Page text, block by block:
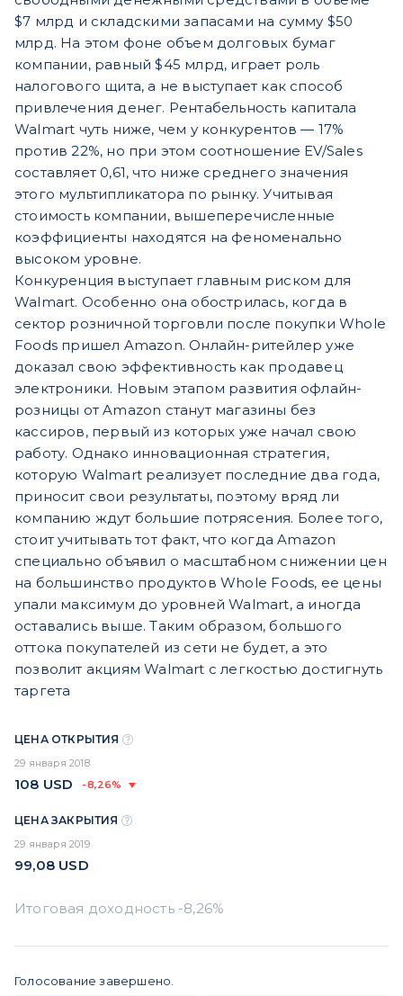
$7 млрд и складскими запасами на сумму $50
млрд. На этом фоне объем долговых бумаг
компании, равный $45 млрд, играет роль
налогового щита, а не выступает как способ
привлечения денег. Рентабельность капитала
Walmart чуть ниже, чем у конкурентов — 17%
против 22%, но при этом соотношение EV/Sales
составляет 0,61, что ниже среднего значения
этого мультипликатора по рынку. Учитывая
стоимость компании, вышеперечисленные
коэффициенты находятся на феноменально
высоком уровне.
Конкуренция выступает главным риском для
Walmart. Особенно она обострилась, когда в
сектор розничной торговли после покупки Whole
Foods пришел Amazon. Онлайн-ритейлер уже
доказал свою эффективность как продавец
электроники. Новым этапом развития офлайн-
розницы от Amazon станут магазины без
кассиров, первый из которых уже начал свою
работу. Однако инновационная стратегия,
которую Walmart реализует последние два года,
приносит свои результаты, поэтому вряд ли
компанию ждут большие потрясения. Более того,
стоит учитывать тот факт, что когда Amazon
специально объявил о масштабном снижении цен
на большинство продуктов Whole Foods, ее цены
упали максимум до уровней Walmart, а иногда
оставались выше. Таким образом, большого
оттока покупателей из сети не будет, а это
позволит акциям Walmart с легкостью достигнуть
таргета
ЦЕНА ОТКРЫТИЯ
29 января 2018
108 USD -8,26%
ЦЕНА ЗАКРЫТИЯ
29 января 2019
99,08 USD
Голосование завершено.